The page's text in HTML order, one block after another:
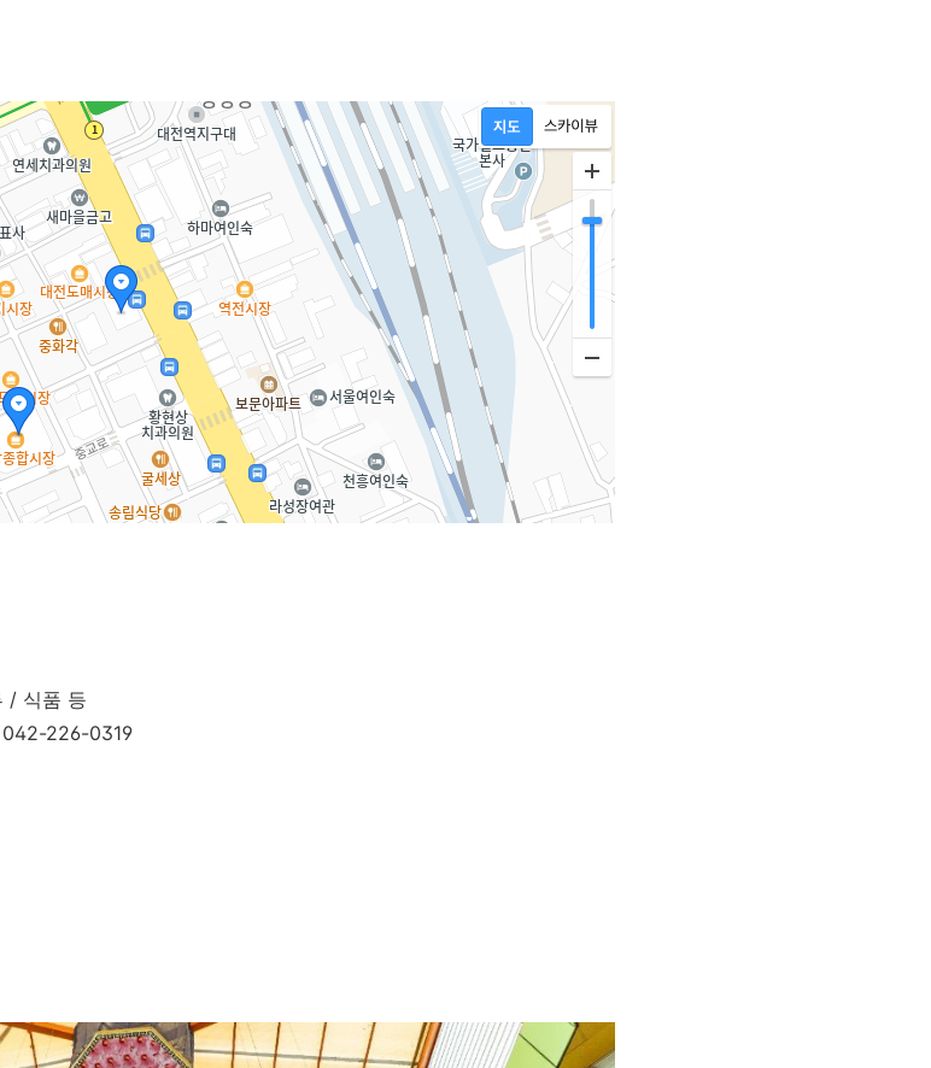
/ 식품 등
042-226-0319